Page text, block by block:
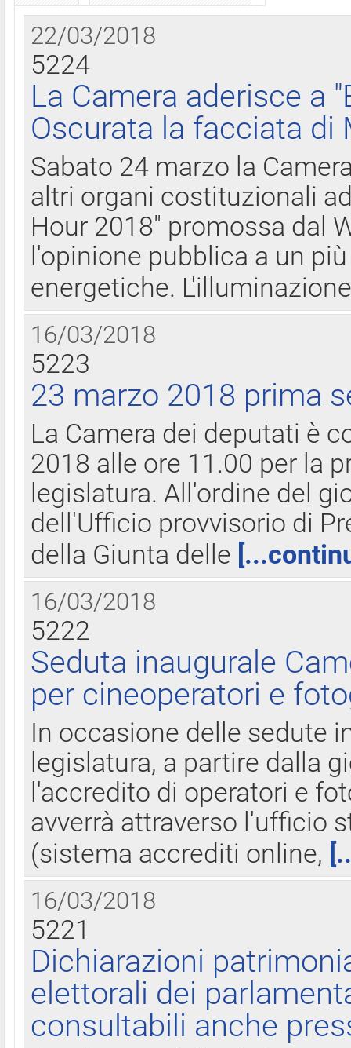
22/03/2018
5224
La Camera aderisce a
Oscurata la facciata di
Sabato 24 marzo la
altri organi costituzionali
Hour 2018" promossa dal
l'opinione pubblica a un
energetiche.
16/03/2018
5223
23 marzo 2018 prima
La Camera dei deputati è
2018 alle ore 11.00 per la
legislatura. All'ordine del
dell'Ufficio provvisorio di
della Giunta delle
16/03/2018
5222
Seduta inaugurale
per cineoperatori e
In occasione delle sedute
legislatura, a partire dalla
l'accredito di operatori e
avverrà attraverso l'ufficio
(sistema accrediti online,
16/03/2018
5221
Dichiarazioni
elettorali dei
consultabili anche